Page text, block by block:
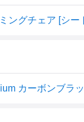
カーボンブラ